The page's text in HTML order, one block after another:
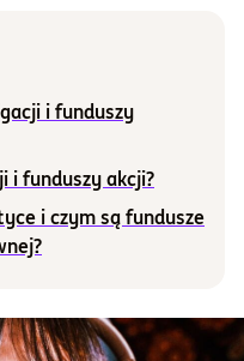
i funduszy
i funduszy akcji?
i czym są fundusze